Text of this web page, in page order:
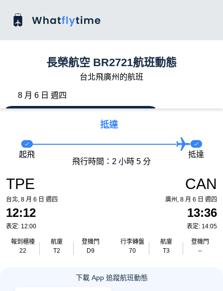
長榮航空 BR2721航班動態
台北飛廣州的航班
8 月 6 日 週四
抵達
TPE
台北, 8 月 6 日 週四
12:12
表定: 12:00
報到櫃檯
22
航廈
T2
登機門
D9
起飛
飛行時間：2 小時 5 分
抵達
CAN
廣州, 8 月 6 日 週四
13:36
表定: 14:05
行李轉盤
70
航廈
T3
登機門
--
下載 App 追蹤航班動態